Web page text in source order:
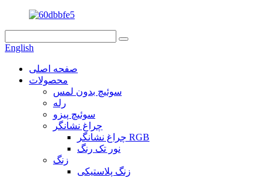
English
صفحه اصلی
محصولات
سوئیچ بدون لمس
رله
سوئیچ پیزو
چراغ نشانگر
چراغ نشانگر RGB
نور تک رنگ
زنگ
زنگ پلاستیکی